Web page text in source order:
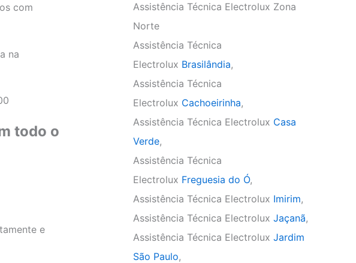
com
na
todo o
e
Assistência Técnica Electrolux Zona
Norte
Assistência Técnica
Electrolux Brasilândia,
Assistência Técnica
Electrolux Cachoeirinha,
Assistência Técnica Electrolux Casa
Verde,
Assistência Técnica
Electrolux Freguesia do Ó,
Assistência Técnica Electrolux Imirim,
Assistência Técnica Electrolux Jaçanã,
Assistência Técnica Electrolux Jardim
São Paulo,